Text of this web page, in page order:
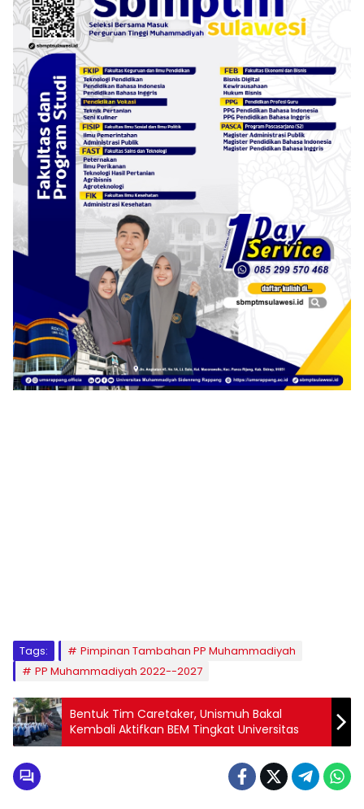
Tags:
Pimpinan Tambahan PP Muhammadiyah
PP Muhammadiyah 2022--2027
Bentuk Tim Caretaker, Unismuh Bakal
Kembali Aktifkan BEM Tingkat Universitas